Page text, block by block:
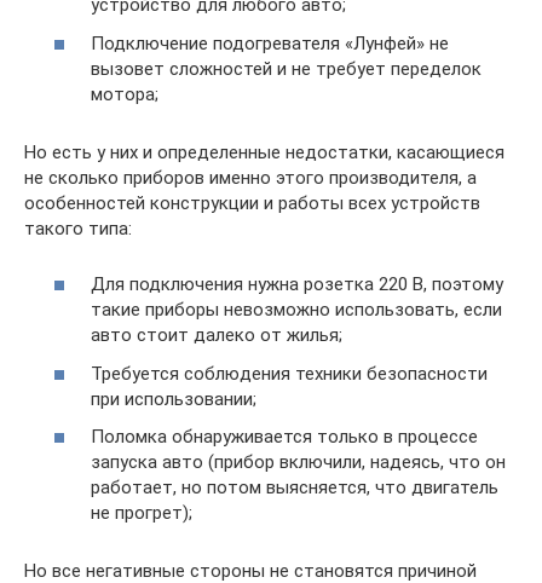
устройство для любого авто;
Подключение подогревателя «Лунфей» не
вызовет сложностей и не требует переделок
мотора;
Но есть у них и определенные недостатки, касающиеся
не сколько приборов именно этого производителя, а
особенностей конструкции и работы всех устройств
такого типа:
Для подключения нужна розетка 220 В, поэтому
такие приборы невозможно использовать, если
авто стоит далеко от жилья;
Требуется соблюдения техники безопасности
при использовании;
Поломка обнаруживается только в процессе
запуска авто (прибор включили, надеясь, что он
работает, но потом выясняется, что двигатель
не прогрет);
Но все негативные стороны не становятся причиной